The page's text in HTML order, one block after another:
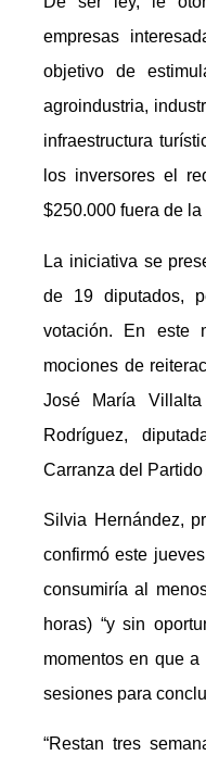
empresas
objetivo de
agroindustria,
infraestructura
los inversores el
$250.000 fuera de la
La iniciativa se
de 19 diputados,
votación. En este
mociones de
José María
Rodríguez,
Carranza del
Silvia Hernández,
confirmó este
consumiría al
horas) “y sin
momentos en que
sesiones para
“Restan tres